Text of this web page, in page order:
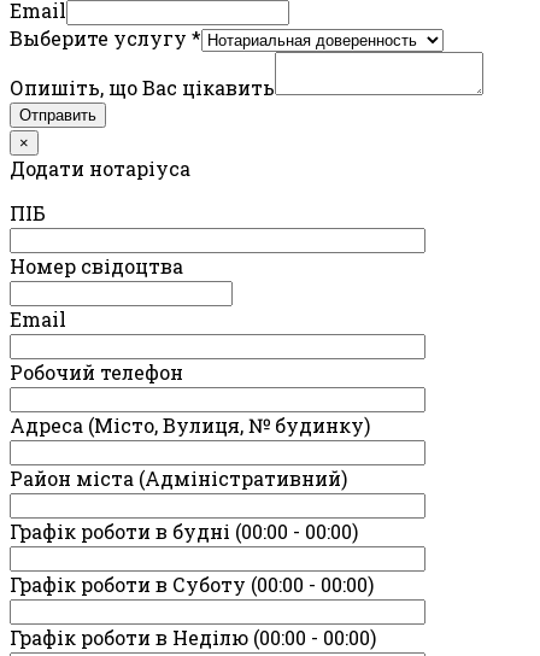
Email
Выберите услугу *
Опишіть, що Вас цікавить
Отправить
×
Додати нотаріуса
ПIБ
Номер свідоцтва
Email
Робочий телефон
Адреса (Місто, Вулиця, № будинку)
Район міста (Адміністративний)
Графік роботи в будні (00:00 - 00:00)
Графік роботи в Суботу (00:00 - 00:00)
Графік роботи в Неділю (00:00 - 00:00)